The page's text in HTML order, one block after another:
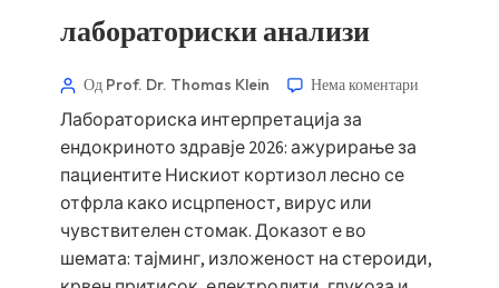
лабораториски анализи
Од Prof. Dr. Thomas Klein Нема коментари
Лабораториска интерпретација за
ендокриното здравје 2026: ажурирање за
пациентите Нискиот кортизол лесно се
отфрла како исцрпеност, вирус или
чувствителен стомак. Доказот е во
шемата: тајминг, изложеност на стероиди,